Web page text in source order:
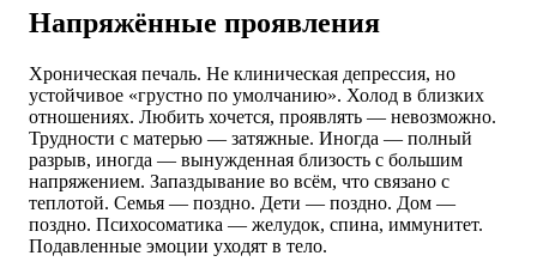
Напряжённые проявления
Хроническая печаль. Не клиническая депрессия, но
устойчивое «грустно по умолчанию». Холод в близких
отношениях. Любить хочется, проявлять — невозможно.
Трудности с матерью — затяжные. Иногда — полный
разрыв, иногда — вынужденная близость с большим
напряжением. Запаздывание во всём, что связано с
теплотой. Семья — поздно. Дети — поздно. Дом —
поздно. Психосоматика — желудок, спина, иммунитет.
Подавленные эмоции уходят в тело.